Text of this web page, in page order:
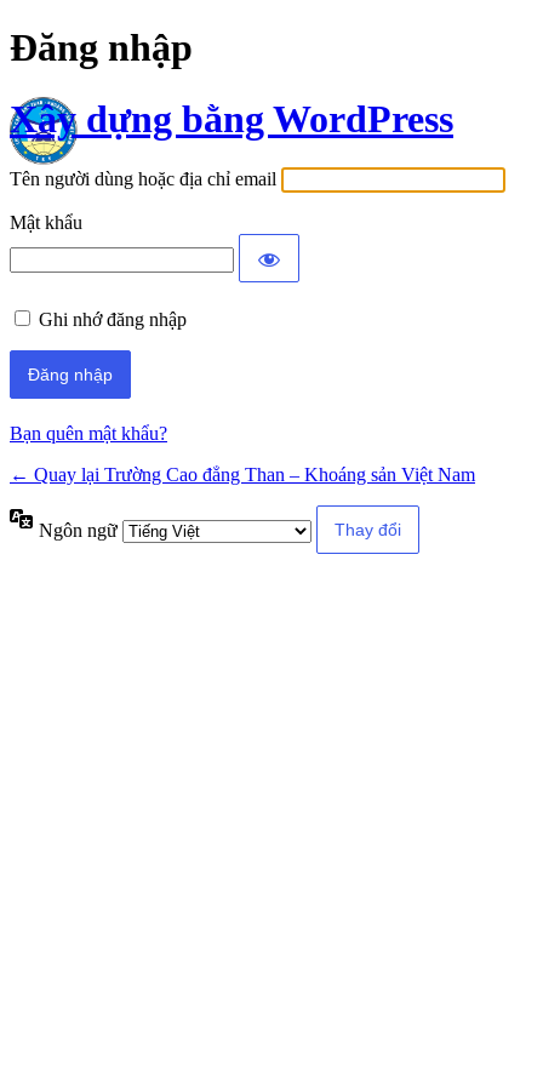
Đăng nhập
Xây dựng bằng WordPress
Tên người dùng hoặc địa chỉ email
Mật khẩu
Ghi nhớ đăng nhập
Bạn quên mật khẩu?
← Quay lại Trường Cao đẳng Than – Khoáng sản Việt Nam
Ngôn ngữ